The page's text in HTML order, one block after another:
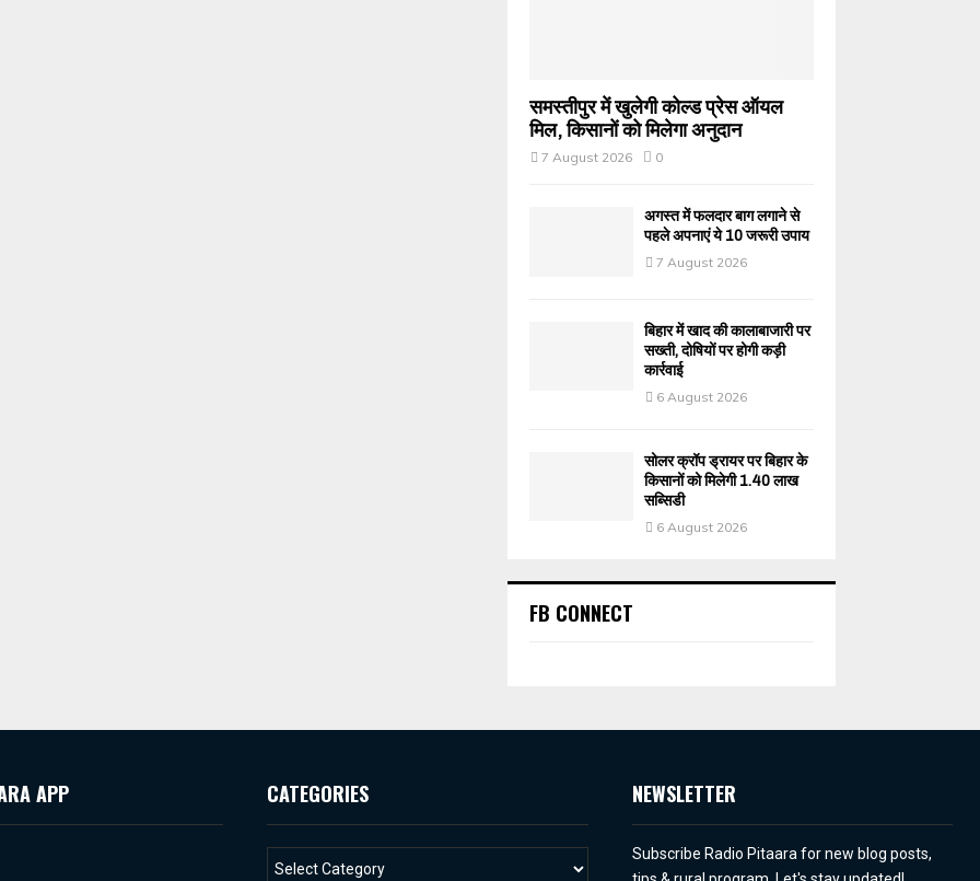
समस्तीपुर में खुलेगी कोल्ड प्रेस ऑयल
मिल, किसानों को मिलेगा अनुदान
7 August 2026 0
अगस्त में फलदार बाग लगाने से
पहले अपनाएं ये 10 जरूरी उपाय
7 August 2026
बिहार में खाद की कालाबाजारी पर
सख्ती, दोषियों पर होगी कड़ी
कार्रवाई
6 August 2026
सोलर क्रॉप ड्रायर पर बिहार के
किसानों को मिलेगी 1.40 लाख
सब्सिडी
6 August 2026
FB CONNECT
APP CATEGORIES NEWSLETTER
Subscribe Radio Pitaara for new blog posts,